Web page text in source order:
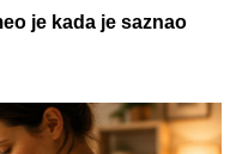
je kada je saznao